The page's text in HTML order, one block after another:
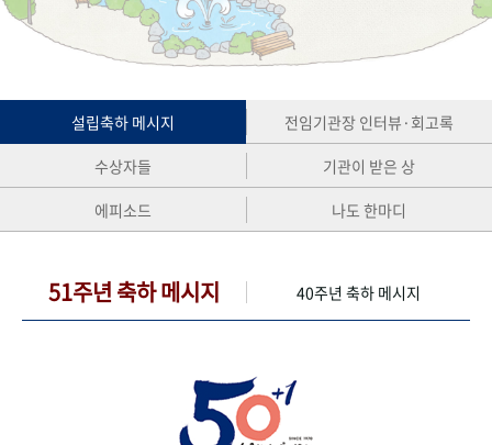
세계와 함께 한 KIHASA
VR 역사관
설립축하 메시지
전임기관장 인터뷰·회고록
수상자들
기관이 받은 상
에피소드
나도 한마디
51주년 축하 메시지 40주년 축하 메시지